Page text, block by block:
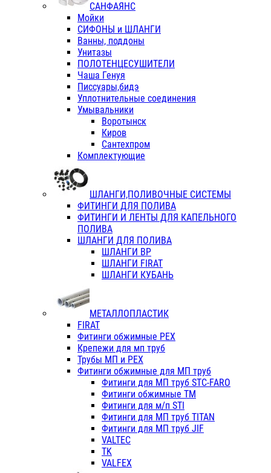
САНФАЯНС
Мойки
СИФОНЫ и ШЛАНГИ
Ванны, поддоны
Унитазы
ПОЛОТЕНЦЕСУШИТЕЛИ
Чаша Генуя
Писсуары,бидэ
Уплотнительные соединения
Умывальники
Воротынск
Киров
Сантехпром
Комплектующие
ШЛАНГИ,ПОЛИВОЧНЫЕ СИСТЕМЫ
ФИТИНГИ ДЛЯ ПОЛИВА
ФИТИНГИ И ЛЕНТЫ ДЛЯ КАПЕЛЬНОГО
ПОЛИВА
ШЛАНГИ ДЛЯ ПОЛИВА
ШЛАНГИ ВР
ШЛАНГИ FIRAT
ШЛАНГИ КУБАНЬ
МЕТАЛЛОПЛАСТИК
FIRAT
Фитинги обжимные PEX
Крепежи для мп труб
Трубы МП и PEX
Фитинги обжимные для МП труб
Фитинги для МП труб STC-FARO
Фитинги обжимные ТМ
Фитинги для м/п STI
Фитинги для МП труб TITAN
Фитинги для МП труб JIF
VALTEC
TK
VALFEX